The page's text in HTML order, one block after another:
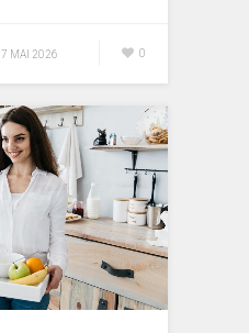
7 MAI 2026 0